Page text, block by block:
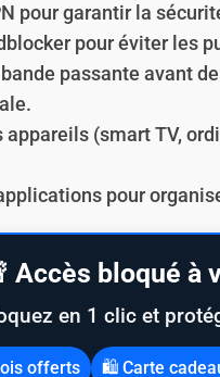
pour garantir la
pour éviter les
passante avant
appareils (smart TV,
pour
Accès bloqué à
en 1 clic et
offerts 🛍️ Carte